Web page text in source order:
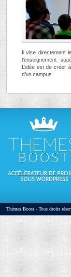
Il vise directement
l’enseignement
L’idée est de créer
d’un campus.
Thèmes Boost - Tous droits